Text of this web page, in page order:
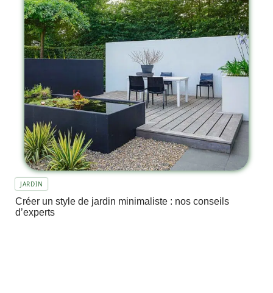
JARDIN
Créer un style de jardin minimaliste : nos conseils
d’experts